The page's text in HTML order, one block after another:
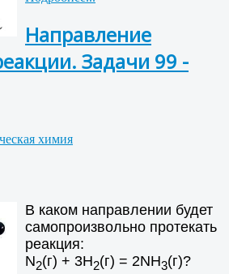
Направление
Задачи 99 -
химия
В каком направлении будет
самопроизвольно протекать
реакция:
N2(г) + 3H2(г) = 2NH3(г)?